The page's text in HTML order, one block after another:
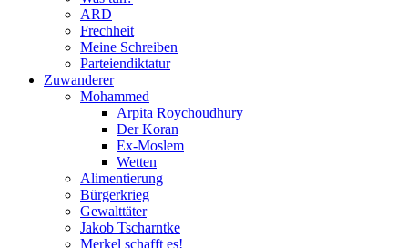
ARD
Frechheit
Meine Schreiben
Parteiendiktatur
Zuwanderer
Mohammed
Arpita Roychoudhury
Der Koran
Ex-Moslem
Wetten
Alimentierung
Bürgerkrieg
Gewalttäter
Jakob Tscharntke
Merkel schafft es!